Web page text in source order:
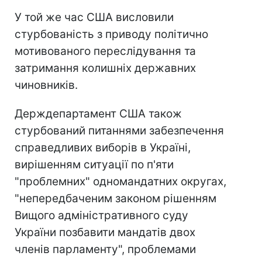
У той же час США висловили
стурбованість з приводу політично
мотивованого переслідування та
затримання колишніх державних
чиновників.
Держдепартамент США також
стурбований питаннями забезпечення
справедливих виборів в Україні,
вирішенням ситуації по п'яти
"проблемних" одномандатних округах,
"непередбаченим законом рішенням
Вищого адміністративного суду
України позбавити мандатів двох
членів парламенту", проблемами